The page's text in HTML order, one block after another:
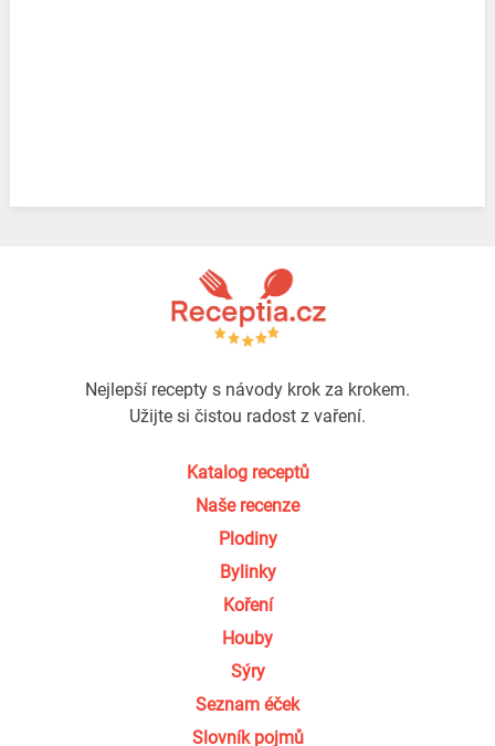
Nejlepší recepty s návody krok za krokem.
Užijte si čistou radost z vaření.
Katalog receptů
Naše recenze
Plodiny
Bylinky
Koření
Houby
Sýry
Seznam éček
Slovník pojmů